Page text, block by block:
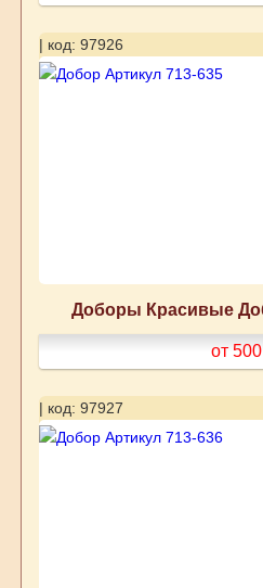
| код: 97926
Доборы Красивые
от 500
| код: 97927